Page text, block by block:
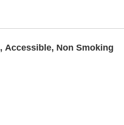
Accessible, Non Smoking